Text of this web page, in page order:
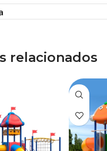
relacionados